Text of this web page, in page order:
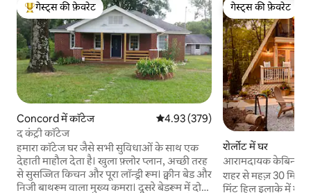
गेस्ट्स का टॉप फ़ेवरेट
गेस्ट्स की फ़ेवरेट
Concord में कॉटेज औसत रेटिंग 5 में से 4.93, 379 समीक्षाएँ
4.93 (379)
द कंट्री कॉटेज
हमारा कॉटेज घर जैसे सभी सुविधाओं के साथ एक
देहाती माहौल देता है। खुला फ़्लोर प्लान, अच्छी तरह
से सुसज्जित किचन और पूरा लॉन्ड्री रूम। क्वीन बेड और
निजी बाथरूम वाला मुख्य कमरा। दूसरे बेडरूम में दो
गेस्ट्स की फ़ेवरेट
गेस्ट्स की फ़ेवरेट
शेर्लोट में घर
आरामदायक केबिन -
शहर से महज़ 30 मिनट
मिंट हिल इलाके में